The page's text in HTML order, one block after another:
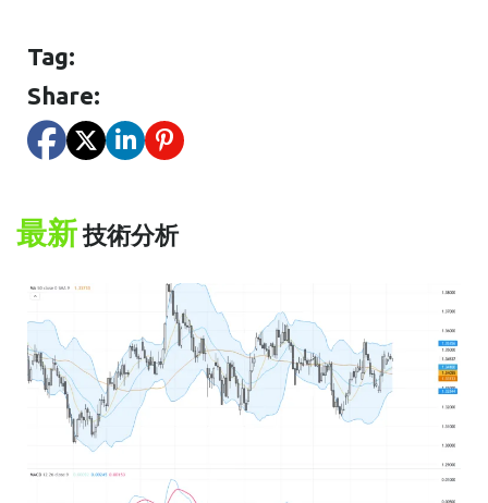
Tag:
Share:
最新技術分析